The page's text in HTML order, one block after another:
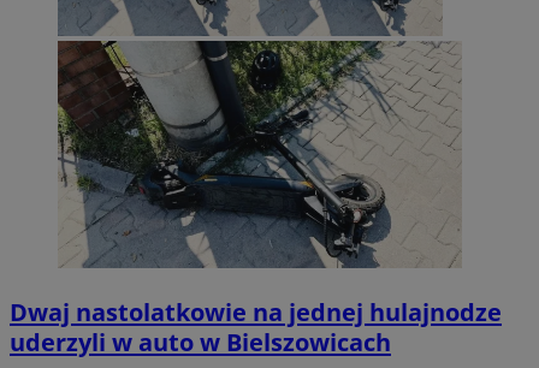
Dwaj nastolatkowie na jednej hulajnodze
uderzyli w auto w Bielszowicach